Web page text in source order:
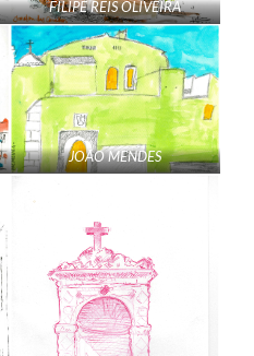
FILIPE REIS OLIVEIRA
JOÃO MENDES